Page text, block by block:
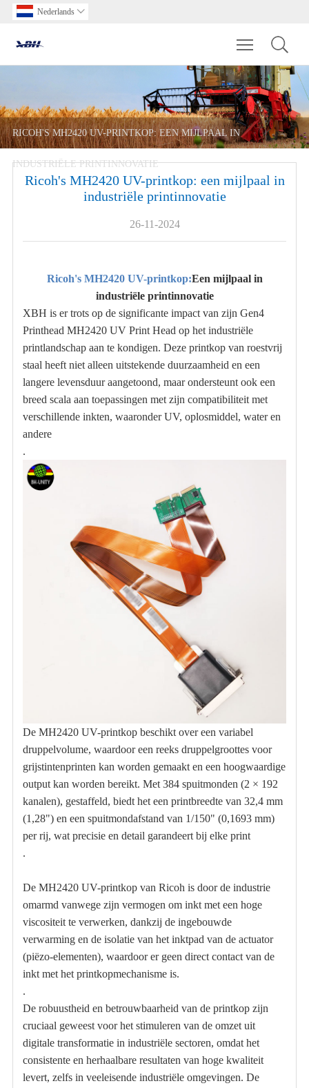
Nederlands 
Toggle
RICOH'S MH2420 UV-PRINTKOP: EEN MIJLPAAL IN
INDUSTRIËLE PRINTINNOVATIE
Ricoh's MH2420 UV-printkop: een mijlpaal in
industriële printinnovatie
26-11-2024
Ricoh's MH2420 UV-printkop:Een mijlpaal in
industriële printinnovatie
XBH is er trots op de significante impact van zijn Gen4
Printhead MH2420 UV Print Head op het industriële
printlandschap aan te kondigen. Deze printkop van roestvrij
staal heeft niet alleen uitstekende duurzaamheid en een
langere levensduur aangetoond, maar ondersteunt ook een
breed scala aan toepassingen met zijn compatibiliteit met
verschillende inkten, waaronder UV, oplosmiddel, water en
andere
.
De MH2420 UV-printkop beschikt over een variabel
druppelvolume, waardoor een reeks druppelgroottes voor
grijstintenprinten kan worden gemaakt en een hoogwaardige
output kan worden bereikt. Met 384 spuitmonden (2 × 192
kanalen), gestaffeld, biedt het een printbreedte van 32,4 mm
(1,28") en een spuitmondafstand van 1/150" (0,1693 mm)
per rij, wat precisie en detail garandeert bij elke print
.
De MH2420 UV-printkop van Ricoh is door de industrie
omarmd vanwege zijn vermogen om inkt met een hoge
viscositeit te verwerken, dankzij de ingebouwde
verwarming en de isolatie van het inktpad van de actuator
(piëzo-elementen), waardoor er geen direct contact van de
inkt met het printkopmechanisme is.
.
De robuustheid en betrouwbaarheid van de printkop zijn
cruciaal geweest voor het stimuleren van de omzet uit
digitale transformatie in industriële sectoren, omdat het
consistente en herhaalbare resultaten van hoge kwaliteit
levert, zelfs in veeleisende industriële omgevingen. De